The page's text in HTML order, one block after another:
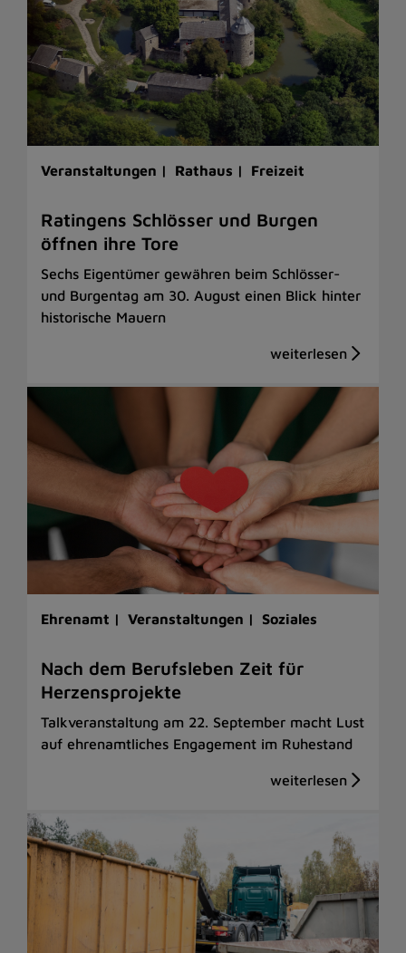
Veranstaltungen | Rathaus | Freizeit
Ratingens Schlösser und Burgen
öffnen ihre Tore
Sechs Eigentümer gewähren beim Schlösser-
und Burgentag am 30. August einen Blick hinter
historische Mauern
Ehrenamt | Veranstaltungen | Soziales
Nach dem Berufsleben Zeit für
Herzensprojekte
Talkveranstaltung am 22. September macht Lust
auf ehrenamtliches Engagement im Ruhestand